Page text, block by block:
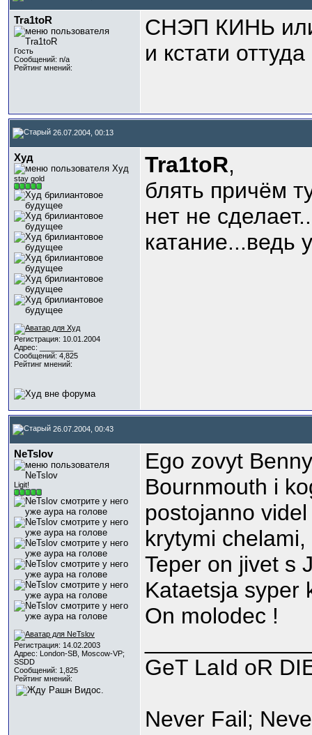
Tra1toR
Гость
Сообщений: n/a
Рейтинг мнений:
СНЭП КИНЬ или
и кстати
26.07.2004, 00:13
Худ
stay gold
Регистрация: 10.01.2004
Адрес: ________
Сообщений: 4,825
Рейтинг мнений:
Tra1toR,
блять причём
нет не
катание...ведь
26.07.2004, 00:43
NeTslov
Ligit!
Регистрация: 14.02.2003
Адрес: London-SB, Moscow-VP;
SSDD
Сообщений: 1,825
Рейтинг мнений:
Ego zovyt
Bournmouth i
postojanno
krytymi
Teper on jivet s
Kataetsja syper
On molodec !
GeT LaId oR
Never Fail;